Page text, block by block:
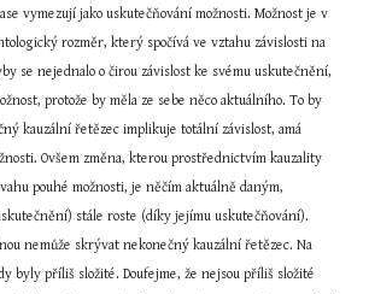
vymezují jako uskutečňování možnosti. Možnost je v
rozměr, který spočívá ve vztahu závislosti na
se nejednalo o čirou závislost ke svému uskutečnění,
protože by měla ze sebe něco aktuálního. To by
kauzální řetězec implikuje totální závislost, amá
Ovšem změna, kterou prostřednictvím kauzality
pouhé možnosti, je něčím aktuálně daným,
stále roste (díky jejímu uskutečňování).
nemůže skrývat nekonečný kauzální řetězec. Na
byly příliš složité. Doufejme, že nejsou příliš složité